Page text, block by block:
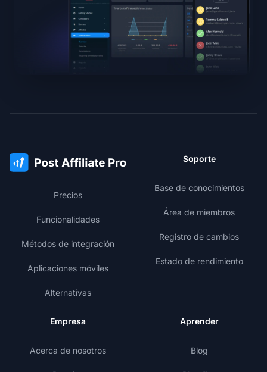
Precios
Funcionalidades
Métodos de integración
Aplicaciones móviles
Alternativas
Soporte
Base de conocimientos
Área de miembros
Registro de cambios
Estado de rendimiento
Empresa
Acerca de nosotros
Aprender
Blog